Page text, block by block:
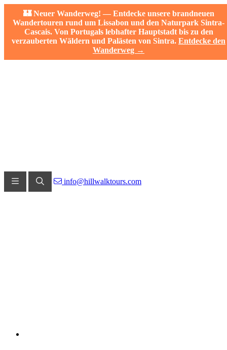
🏰 Neuer Wanderweg! — Entdecke unsere brandneuen
Wandertouren rund um Lissabon und den Naturpark Sintra-
Cascais. Von Portugals lebhafter Hauptstadt bis zu den
verzauberten Wäldern und Palästen von Sintra. Entdecke den
Wanderweg →
info@hillwalktours.com